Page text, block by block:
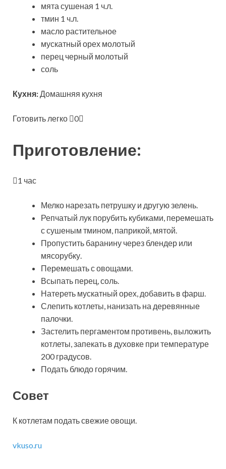
мята сушеная 1 ч.л.
тмин 1 ч.л.
масло растительное
мускатный орех молотый
перец черный молотый
соль
Кухня: Домашняя кухня
Готовить легко 0
Приготовление:
1 час
Мелко нарезать петрушку и другую зелень.
Репчатый лук порубить кубиками, перемешать
с сушеным тмином, паприкой, мятой.
Пропустить баранину через блендер или
мясорубку.
Перемешать с овощами.
Всыпать перец, соль.
Натереть мускатный орех, добавить в фарш.
Слепить котлеты, нанизать на деревянные
палочки.
Застелить пергаментом противень, выложить
котлеты, запекать в духовке при температуре
200 градусов.
Подать блюдо горячим.
Совет
К котлетам подать свежие овощи.
vkuso.ru